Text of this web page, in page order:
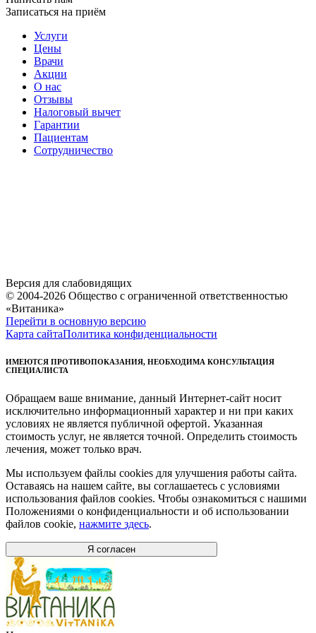
Записаться на приём
Услуги
Цены
Врачи
Акции
О нас
Отзывы
Налоговый вычет
Гарантии
Пациентам
Сотрудничество
Версия для слабовидящих
© 2004-2026 Общество с ограниченной ответственностью
«Витаника»
Перейти в основную версию
Карта сайтаПолитика конфиденциальности
ИМЕЮТСЯ ПРОТИВОПОКАЗАНИЯ, НЕОБХОДИМА КОНСУЛЬТАЦИЯ
СПЕЦИАЛИСТА
Обращаем ваше внимание, данный Интернет-сайт носит
исключительно информационный характер и ни при каких
условиях не является публичной офертой. Указанная
стоимость услуг, не является точной. Определить стоимость
лечения, может только врач.
Мы используем файлы cookies для улучшения работы сайта.
Оставаясь на нашем сайте, вы соглашаетесь с условиями
использования файлов cookies. Чтобы ознакомиться с нашими
Положениями о конфиденциальности и об использовании
файлов cookie, нажмите здесь.
Я согласен